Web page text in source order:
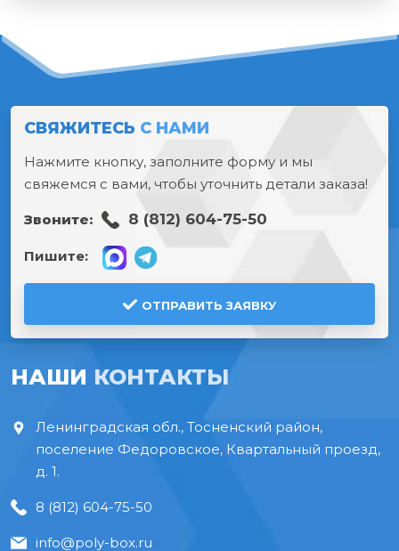
СВЯЖИТЕСЬ С НАМИ
Нажмите кнопку, заполните форму и мы
свяжемся с вами, чтобы уточнить детали заказа!
Звоните: 8 (812) 604-75-50
Пишите:
ОТПРАВИТЬ ЗАЯВКУ
НАШИ КОНТАКТЫ
Ленинградская обл., Тосненский район,
поселение Федоровское, Квартальный проезд,
д. 1.
8 (812) 604-75-50
info@poly-box.ru